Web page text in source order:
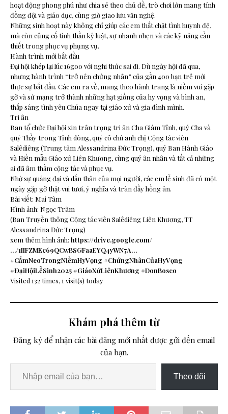
hoạt động phong phú như chia sẻ theo chủ đề, trò chơi lớn mang tính
đồng đội và giáo dục, cùng giờ giao lưu văn nghệ.
Những sinh hoạt này không chỉ giúp các em thắt chặt tình huynh đệ,
mà còn củng cố tinh thần kỷ luật, sự nhanh nhẹn và các kỹ năng cần
thiết trong phục vụ phụng vụ.
Hành trình mới bắt đầu
Đại hội khép lại lúc 16g00 với nghi thức sai đi. Dù ngày hội đã qua,
nhưng hành trình “trở nên chứng nhân” của gần 400 bạn trẻ mới
thực sự bắt đầu. Các em ra về, mang theo hành trang là niềm vui gặp
gỡ và sứ mạng trở thành những hạt giống của hy vọng và bình an,
thắp sáng tình yêu Chúa ngay tại giáo xứ và gia đình mình.
Tri ân
Ban tổ chức Đại hội xin trân trọng tri ân Cha Giám Tỉnh, quý Cha và
quý Thầy trong Tỉnh dòng, quý cô chú anh chị Cộng tác viên
Salêdiêng (Trung tâm Alessandrina Đức Trọng), quý Ban Hành Giáo
và Hiền mẫu Giáo xứ Liên Khương, cùng quý ân nhân và tất cả những
ai đã âm thầm cộng tác và phục vụ.
Nhờ sự quảng đại và dấn thân của mọi người, các em lễ sinh đã có một
ngày gặp gỡ thật vui tươi, ý nghĩa và tràn đầy hồng ân.
Bài viết: Mai Tâm
Hình ảnh: Ngọc Trâm
(Ban Truyền thông Cộng tác viên Salêdiêng Liên Khương, TT
Alessandrina Đức Trọng)
xem thêm hình ảnh: https://drive.google.com/
…/1IIFZMEc69QCwBSGFaaEYQ4yWN7A…
#CắmNeoTrongNiềmHyVọng #ChứngNhânCủaHyVọng
#ĐạiHộiLễSinh2025#GiáoXứLiênKhương #DonBosco
Visited 132 times, 1 visit(s) today
Khám phá thêm từ
Đăng ký để nhận các bài đăng mới nhất được gửi đến email
của bạn.
Theo dõi